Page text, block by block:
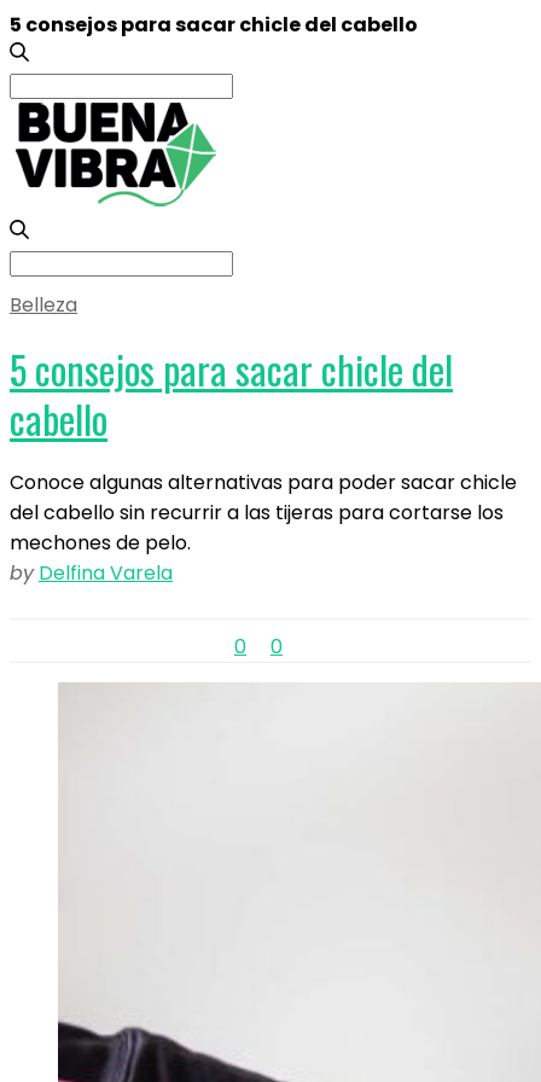
5 consejos para sacar chicle del cabello
Search
for:
Search
Belleza
5 consejos para sacar chicle del
cabello
Conoce algunas alternativas para poder sacar chicle
del cabello sin recurrir a las tijeras para cortarse los
mechones de pelo.
by Delfina Varela
0 0